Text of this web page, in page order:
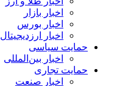
اخبار بازار
اخبار بورس
اخبار ارزدیجیتال
حمایت سیاسی
اخبار بین‌المللی
حمایت تجاری
اخبار صنعت